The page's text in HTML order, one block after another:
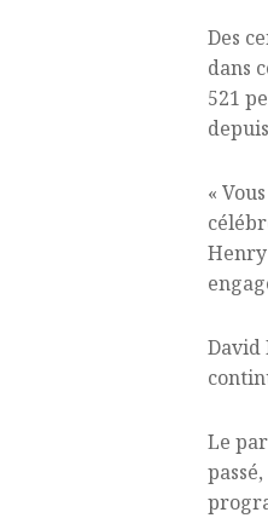
Des
dans
521
«
David
Le